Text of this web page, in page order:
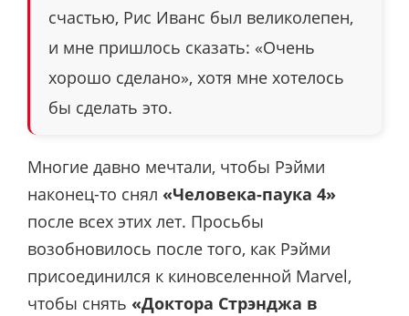
счастью, Рис Иванс был великолепен,
и мне пришлось сказать: «Очень
хорошо сделано», хотя мне хотелось
бы сделать это.
Многие давно мечтали, чтобы Рэйми
наконец-то снял «Человека-паука 4»
после всех этих лет. Просьбы
возобновилось после того, как Рэйми
присоединился к киновселенной Marvel,
чтобы снять «Доктора Стрэнджа в